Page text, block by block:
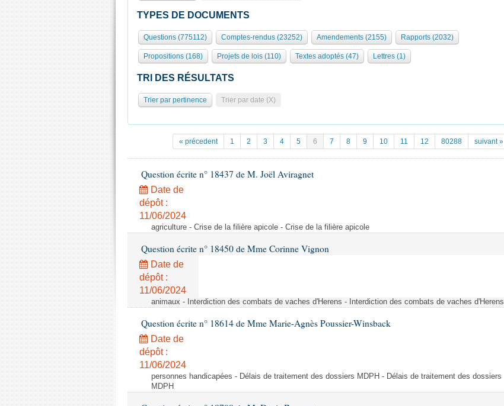
TYPES DE DOCUMENTS
Questions (775112) Comptes-rendus (23252) Amendements (2155) Rapports (2032)
Propositions (168) Projets de lois (110) Textes adoptés (47) Lettres (1)
TRI DES RÉSULTATS
Trier par pertinence Trier par date (X)
« précedent 1 2 3 4 5 6 7 8 9 10 11 12 80288 suivant »
Question écrite n° 18437 de M. Joël Aviragnet
Date de
dépôt :
11/06/2024
agriculture - Crise de la filière apicole - Crise de la filière apicole
Question écrite n° 18450 de Mme Corinne Vignon
Date de
dépôt :
11/06/2024
animaux - Interdiction des combats de vaches d'Herens - Interdiction des combats de vaches d'Herens
Question écrite n° 18614 de Mme Marie-Agnès Poussier-Winsback
Date de
dépôt :
11/06/2024
personnes handicapées - Délais de traitement des dossiers MDPH - Délais de traitement des dossiers
MDPH